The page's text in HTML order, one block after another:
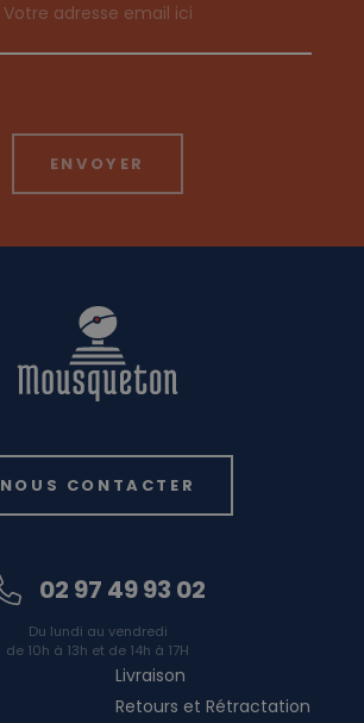
NOUS CONTACTER
02 97 49 93 02
Du lundi au vendredi
de 10h à 13h et de 14h à 17H
Livraison
Retours et Rétractation